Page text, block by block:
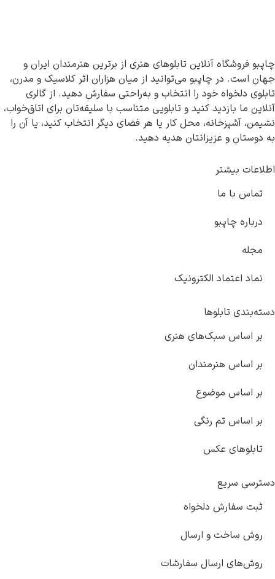
چاپبو فروشگاه آنلاین تابلوهای هنری از برترین هنرمندان ایران و
جهان است. در چاپبو می‌توانید از میان هزاران اثر کلاسیک و مدرن،
تابلوی دلخواه خود را انتخاب و به‌راحتی سفارش دهید. از گالری
آنلاین ما بازدید کنید و تابلویی متناسب با سلیقه‌تان برای اتاق‌خواب،
نشیمن، آشپزخانه، محل کار یا هر فضای دیگر انتخاب کنید، یا آن را
به دوستان و عزیزانتان هدیه دهید.
اطلاعات بیشتر
تماس با ما
درباره چاپبو
مجله
نماد اعتماد الکترونیک
دسته‌بندی تابلوها
بر اساس سبک‌های هنری
بر اساس هنرمندان
بر اساس موضوع
بر اساس تم رنگی
تابلوهای عکس
دسترسی سریع
ثبت سفارش دلخواه
روش ساخت و ارسال
روش‌های ارسال سفارشات